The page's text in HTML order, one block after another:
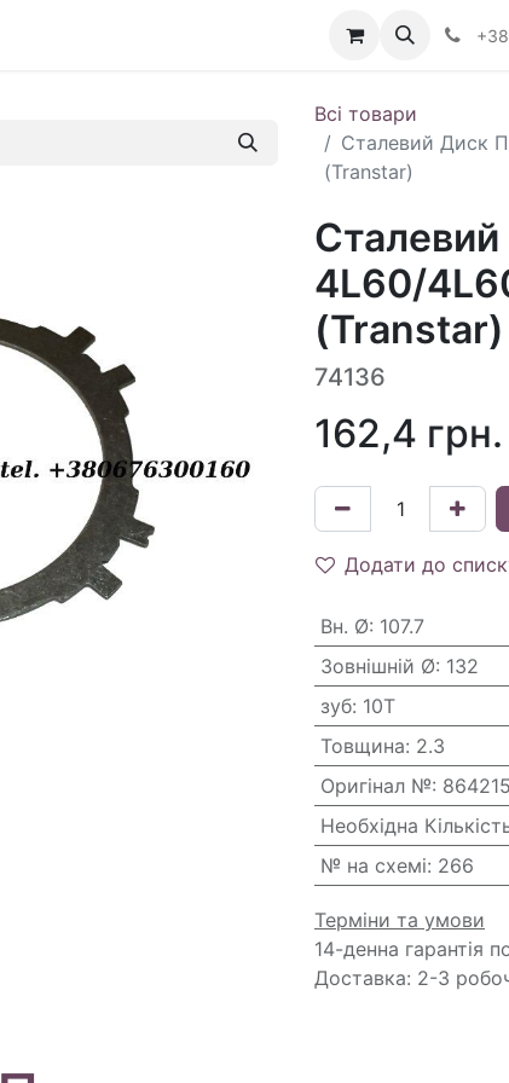
Всі товари
Сталевий Диск
(Transtar)
4L60/
(Transtar)
74136
162,4 грн.
Додати до
Вн. Ø: 107.7
Зовнішній Ø: 132
зуб: 10T
Товщина: 2.3
Оригінал №:
Необхідна
№ на схемі: 266
Терміни та умови
14-денна гарантія
Доставка: 2-3